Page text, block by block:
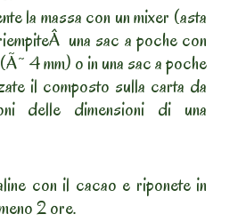
la massa con un mixer (asta
una sac a poche con
4 mm) o in una sac a poche
il composto sulla carta da
delle dimensioni di una
con il cacao e riponete in
2 ore.